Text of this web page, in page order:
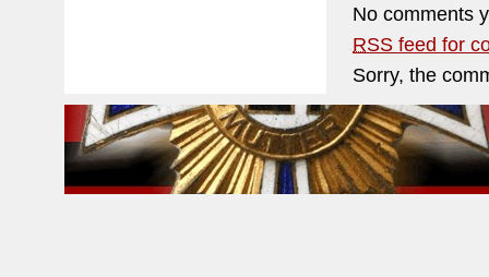
No comments
RSS feed for
Sorry, the